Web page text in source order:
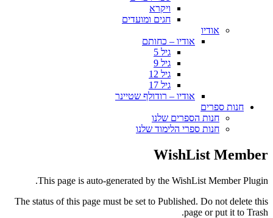
ויקרא
חגים ומועדים
אודיו
אודיו – כחותם
גיל 5
גיל 9
גיל 12
גיל 17
אודיו – רודולף שטיינר
חנות ספרים
חנות הספרים שלנו
חנות ספרי הלימוד שלנו
WishList Member
This page is auto-generated by the WishList Member Plugin.
The status of this page must be set to Published. Do not delete this
page or put it to Trash.